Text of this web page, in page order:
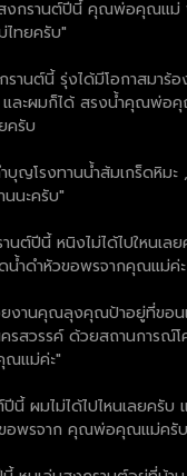
งกรานต์ปีนี้ คุณพ่อคุณแม่
ทยครับ"
านต์นี้ รุ่งได้มีโอกาสมาร้อ
ละผมก็ได้ สรงน้ำคุณพ่อ
ครับ
ำบุญโรงทานน้ำส้มเกร็ดหิม
นะครับ"
นต์ปีนี้ หนิงไม่ได้ไปใหนเล
ดน้ำดำหัวขอพรจากคุณแม่ค่ะ
ยงานคุณลุงคุณป้าอยู่ที่ขอ
รสวรรค์ ด้วยสถานการณ์
ณแม่ค่ะ"
นี้ ผมไม่ได้ไปไหนเลยครับ
ขอพรจาก คุณพ่อคุณแม่ครั